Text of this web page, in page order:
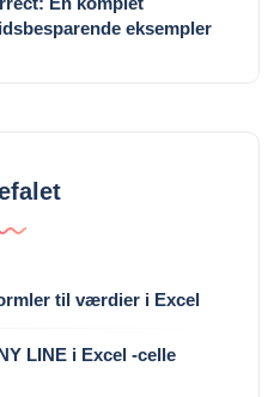
eksempler
til værdier i Excel
LINE i Excel -celle